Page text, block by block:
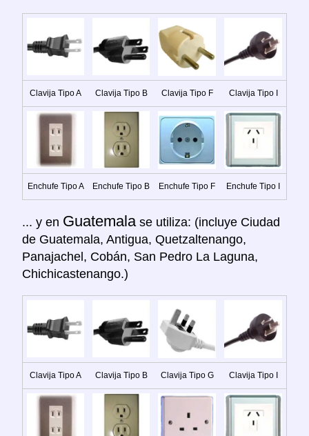
Clavija Tipo A Clavija Tipo B Clavija Tipo F Clavija Tipo I
Enchufe Tipo A Enchufe Tipo B Enchufe Tipo F Enchufe Tipo I
... y en Guatemala se utiliza: (incluye Ciudad
de Guatemala, Antigua, Quetzaltenango,
Panajachel, Cobán, San Pedro La Laguna,
Chichicastenango.)
Clavija Tipo A Clavija Tipo B Clavija Tipo G Clavija Tipo I